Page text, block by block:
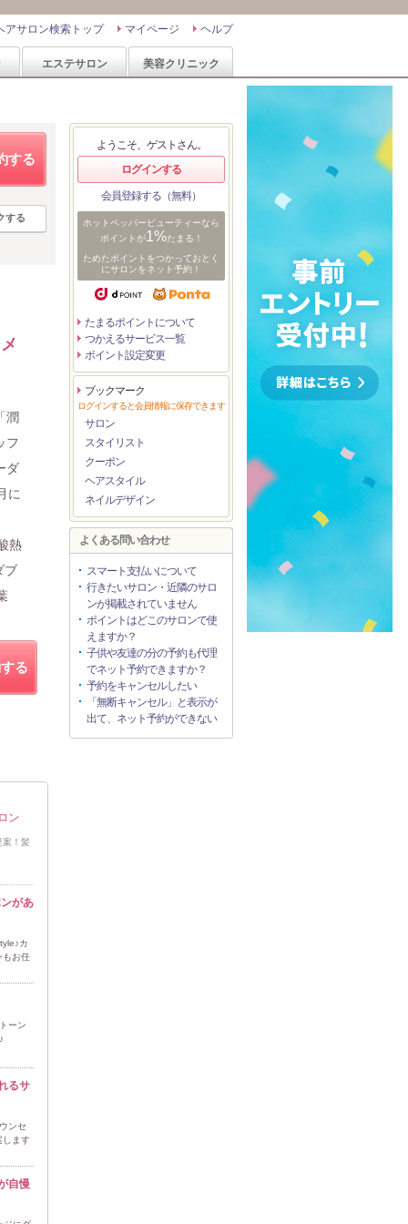
ヘルプ
マイページ
アサロン検索トップ
エステサロン 美容クリニック
する
する
潤
フ
ダ
に
熱
ブ
る
ン
案！髪
があ
カ
もお任
ーン
るサ
ンセ
します
自慢
ようこそ、ゲストさん。
ログインする
会員登録する（無料）
ホットペッパービューティーなら
ポイントが1%たまる！
ためたポイントをつかっておとく
にサロンをネット予約！
たまるポイントについて
つかえるサービス一覧
ポイント設定変更
ブックマーク
ログインすると会員情報に保存できます
サロン
スタイリスト
クーポン
ヘアスタイル
ネイルデザイン
よくある問い合わせ
スマート支払いについて
行きたいサロン・近隣のサロ
ンが掲載されていません
ポイントはどこのサロンで使
えますか？
子供や友達の分の予約も代理
でネット予約できますか？
予約をキャンセルしたい
「無断キャンセル」と表示が
出て、ネット予約ができない